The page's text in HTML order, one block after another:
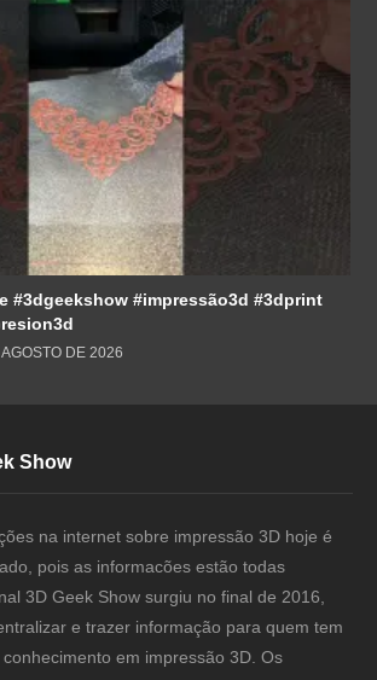
#3dgeekshow #impressão3d #3dprint
DE 2026
Show
na internet sobre impressão 3D hoje é
pois as informacões estão todas
3D Geek Show surgiu no final de 2016,
e trazer informação para quem tem
em impressão 3D. Os